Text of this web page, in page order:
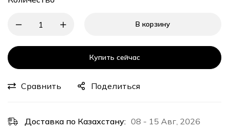
В корзину
Купить сейчас
Сравнить Поделиться
Доставка по Казахстану: 08 - 15 Авг, 2026